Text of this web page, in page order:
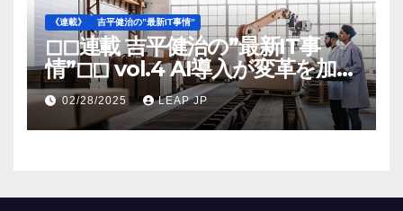
《連載》 吉平健治の”最新IT事情”
◻︎◻︎連載 吉平健治の”最新IT事
情”◻︎◻︎ vol.4 AI導入が変革を加速
する米国製造業の最前線
02/28/2025 LEAP JP